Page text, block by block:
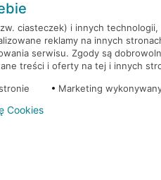
ciasteczek) i innych
reklamy na innych
serwisu. Zgody są
treści i oferty na tej i innych
Marketing
Cookies